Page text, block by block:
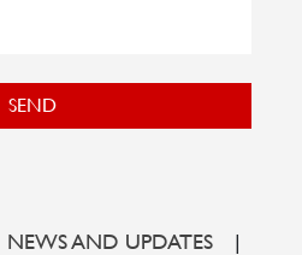
SEND
NEWS AND UPDATES